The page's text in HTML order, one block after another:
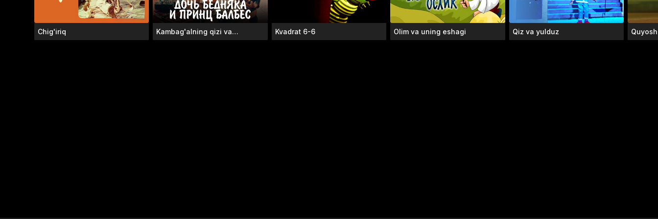
Chig'iriq
Kambag'alning qizi va
shahzoda Balbes
Kvadrat 6-6 Olim va uning eshagi Qiz va yulduz